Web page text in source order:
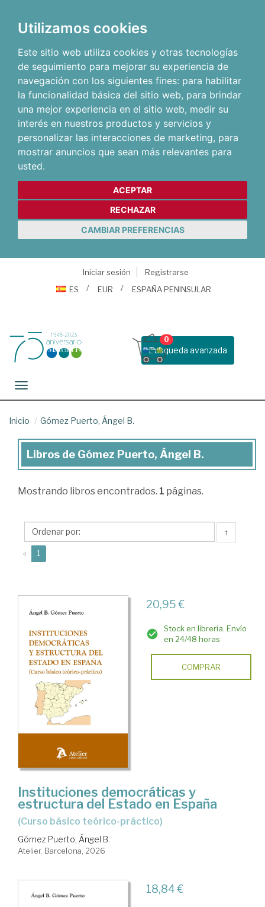
Utilizamos cookies
Este sitio web utiliza cookies y otras tecnologías
de seguimiento para mejorar su experiencia de
navegación con los siguientes fines: para habilitar
la funcionalidad básica del sitio web, para brindar
una mejor experiencia en el sitio web, medir su
interés en nuestros productos y servicios y
personalizar las interacciones de marketing, para
mostrar anuncios que sean más relevantes para
usted.
ACEPTAR
RECHAZAR
CAMBIAR PREFERENCIAS
Iniciar sesión
Registrarse
ES
EUR ESPAÑA PENINSULAR
Busqueda avanzada
0
Toggle navigation
Inicio Gómez Puerto, Ángel B.
Libros
Gómez
Ángel
B.
Libros de Gómez Puerto, Ángel B.
Mostrando libros encontrados. 1 páginas.
↑
« 1
20,95 €
Stock en librería. Envío
en 24/48 horas
COMPRAR
Instituciones democráticas y
estructura del Estado en España
(Curso básico teórico-práctico)
Gómez Puerto, Ángel B.
Atelier. Barcelona, 2026
18,84 €